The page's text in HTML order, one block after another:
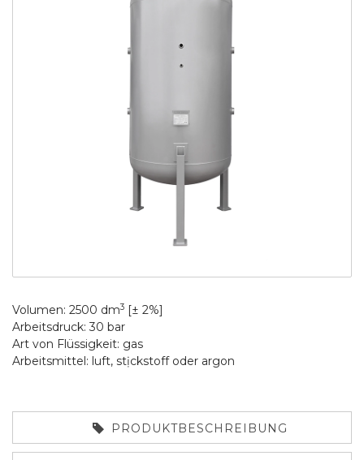
Volumen: 2500 dm3 [± 2%]
Arbeitsdruck: 30 bar
Art von Flüssigkeit: gas
Arbeitsmittel: luft, stịckstoff oder argon
PRODUKTBESCHREIBUNG